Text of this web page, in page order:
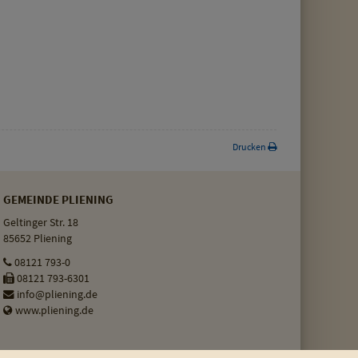
Drucken
GEMEINDE PLIENING
Geltinger Str. 18
85652 Pliening
08121 793-0
08121 793-6301
info@pliening.de
www.pliening.de